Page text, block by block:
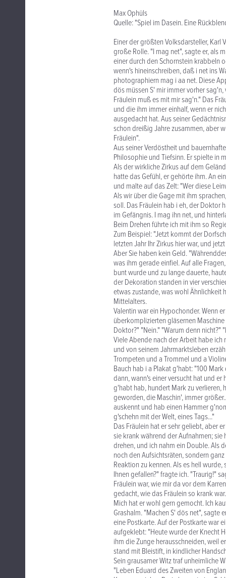
Max Ophüls
Quelle: "Spiel im Dasein. Eine
Einer der größten Volksdarsteller, Karl
große Rolle. "I mag net", sagte er, als
einer durch den Schornstein krabbeln
wenn's hineinschreiben, daß i net ins
photographiern mag i aa net. Diese
dös müssen S' mir immer vorher
Fräulein muß es mit mir sag'n." Das
und die ihm immer einhalf, wenn er
ausgedacht hat. Aus seiner
schon dreißig Jahre zusammen, aber
Fräulein".
Aus seiner Verdöstheit und
Philosophie und Tiefsinn. Er spielte in
Als der wirkliche Zirkus auf dem
hatte das Gefühl, er gehörte ihm. An
und malte auf das Zelt: "Wer diese
Als wir über die Gage mit ihm
soll. Das Fräulein hab i eh, der Doktor
im Gefängnis. I mag ihn net, und
Beim Drehen führte ich mit ihm so
Zum Beispiel: "Jetzt kommt der
letzten Jahr Ihr Zirkus hier war, und
Aber Sie haben kein Geld.
was ihm gerade einfiel. Auf alle
bunt wurde und zu lange dauerte,
der Dekoration standen in vier
etwas zustande, was wohl Ähnlichkeit
Mittelalters.
Valentin war ein Hypochonder. Wenn
überkomplizierten gläsernen
Doktor?" "Nein." "Warum denn
Viele Abende nach der Arbeit habe
und von seinem Jahrmarktsleben
Trompeten und a Trommel und a
Bauch hab i a Plakat g'habt: "100
dann, wann's einer versucht hat und
g'habt hab, hundert Mark zu verlieren,
geworden, die Maschin', immer
auskennt und hab einen Hammer
g'schehn mit der Welt, eines Tags..."
Das Fräulein hat er sehr geliebt, aber
sie krank während der Aufnahmen;
drehen, und ich nahm ein Double. Als
noch den Aufsichtsräten, sondern
Reaktion zu kennen. Als es hell
Ihnen gefallen?" fragte ich. "Traurig!"
Fräulein war, wie mir da vor dem
gedacht, wie das Fräulein so krank
Mich hat er wohl gern gemocht. Ich
Grashalm. "Machen S' dös net", sagte
eine Postkarte. Auf der Postkarte war
aufgeklebt: "Heute wurde der Knecht
ihm die Zunge herausschneiden, weil
stand mit Bleistift, in kindlicher
Sein grausamer Witz traf unheimliche
"Leben Eduard des Zweiten von